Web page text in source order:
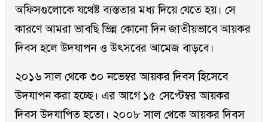
অফিসগুলোকে যথেষ্ট ব্যস্ততার মধ্য দিয়ে যেতে হয়। সে
কারণে আমরা ভাবছি ভিন্ন কোনো দিন জাতীয়ভাবে আয়কর
দিবস হলে উদযাপন ও উৎসবের আমেজ বাড়বে।
২০১৬ সাল থেকে ৩০ নভেম্বর আয়কর দিবস হিসেবে
উদযাপন করা হচ্ছে। এর আগে ১৫ সেপ্টেম্বর আয়কর
দিবস উদযাপিত হতো। ২০০৮ সাল থেকে আয়কর দিবস